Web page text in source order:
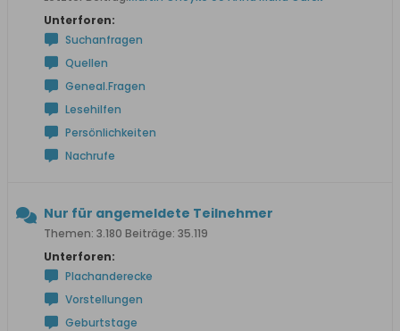
Unterforen:
Suchanfragen
Quellen
Geneal.Fragen
Lesehilfen
Persönlichkeiten
Nachrufe
Nur für angemeldete Teilnehmer
Themen: 3.180 Beiträge: 35.119
Unterforen:
Plachanderecke
Vorstellungen
Geburtstage